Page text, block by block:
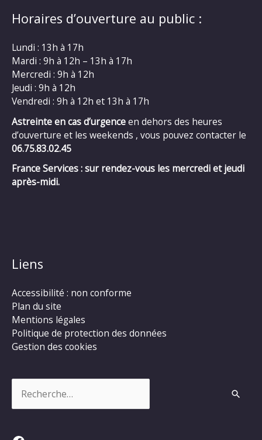
Horaires d’ouverture au public :
Lundi : 13h à 17h
Mardi : 9h à 12h – 13h à 17h
Mercredi : 9h à 12h
Jeudi : 9h à 12h
Vendredi : 9h à 12h et 13h à 17h
Astreinte en cas d’urgenceen dehors des heures
d’ouverture et les weekends , vous pouvez contacter le
06.75.83.02.45
France Services : sur rendez-vous les mercredi et jeudi
après-midi.
Liens
Accessibilité : non conforme
Plan du site
Mentions légales
Politique de protection des données
Gestion des cookies